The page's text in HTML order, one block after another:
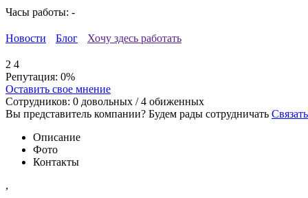
Часы работы: -
Новости Блог Хочу здесь работать
2 4
Репутация: 0%
Оставить свое мнение
Сотрудников: 0 довольных /4 обиженных
Вы представитель компании? Будем рады сотрудничать
Описание
Фото
Контакты
,